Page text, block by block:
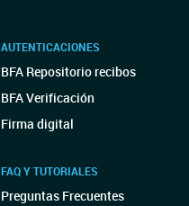
AUTENTICACIONES
BFA Repositorio recibos
BFA Verificación
Firma digital
FAQ Y TUTORIALES
Preguntas Frecuentes